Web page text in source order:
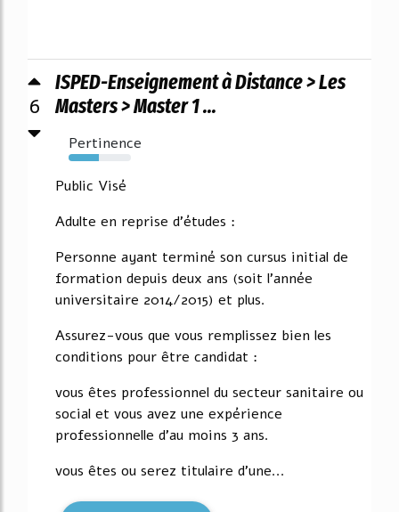
6
ISPED-Enseignement à Distance > Les
Masters > Master 1 ...
Pertinence
49%
Public Visé
Adulte en reprise d'études :
Personne ayant terminé son cursus initial de
formation depuis deux ans (soit l'année
universitaire 2014/2015) et plus.
Assurez-vous que vous remplissez bien les
conditions pour être candidat :
vous êtes professionnel du secteur sanitaire ou
social et vous avez une expérience
professionnelle d'au moins 3 ans.
vous êtes ou serez titulaire d'une...